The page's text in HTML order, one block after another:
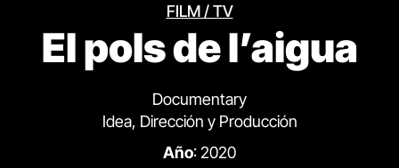
FILM / TV
El pols de l’aigua
Documentary
Idea, Dirección y Producción
Año: 2020